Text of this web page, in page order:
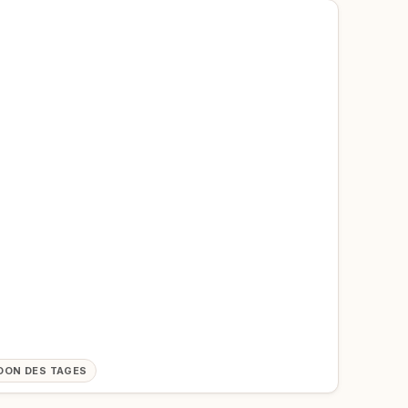
DES TAGES